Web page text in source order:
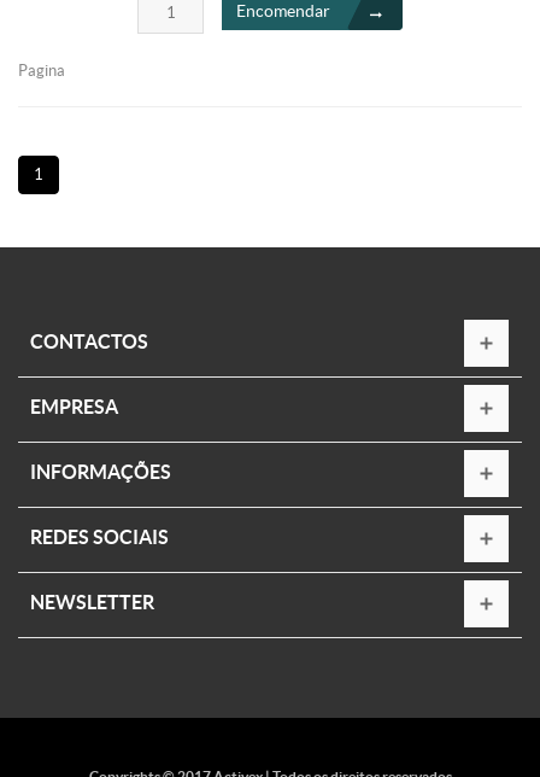
Encomendar
Pagina
1
CONTACTOS
EMPRESA
INFORMAÇÕES
REDES SOCIAIS
NEWSLETTER